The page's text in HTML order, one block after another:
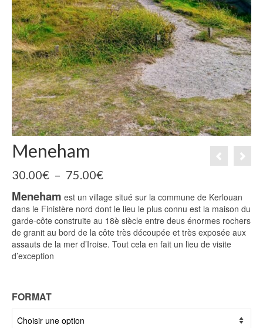
Meneham
30.00€ – 75.00€Plage
prix :
30.00€
à
75.00€
Meneham est un village situé sur la commune de Kerlouan
dans le Finistère nord dont le lieu le plus connu est la maison du
garde-côte construite au 18è siècle entre deus énormes rochers
de granit au bord de la côte très découpée et très exposée aux
assauts de la mer d’Iroise. Tout cela en fait un lieu de visite
d’exception
FORMAT